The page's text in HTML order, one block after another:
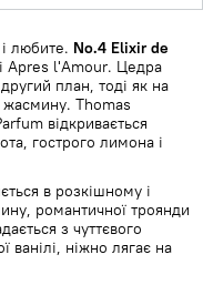
любите. No.4 Elixir de
Apres l'Amour. Цедра
план, тоді як на
жасмину. Thomas
відкривається
гострого лимона і
в розкішному і
романтичної троянди
з чуттєвого
ванілі, ніжно лягає на